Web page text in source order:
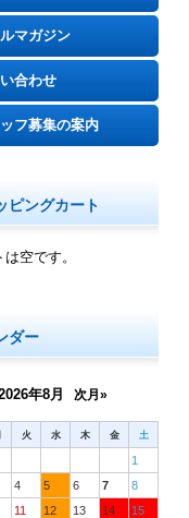
マガジン
合わせ
フ募集の案内
ピングカート
空です。
ダー
年8月 次月»
火 水 木 金 土
1
4 5 6 7
8
11 12 13 14
15